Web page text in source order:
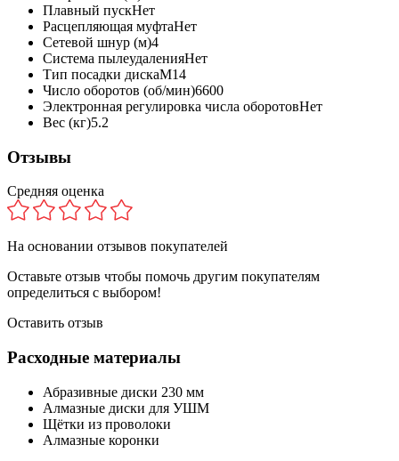
Плавный пускНет
Расцепляющая муфтаНет
Сетевой шнур (м)4
Система пылеудаленияНет
Тип посадки дискаМ14
Число оборотов (об/мин)6600
Электронная регулировка числа оборотовНет
Вес (кг)5.2
Отзывы
Средняя оценка
На основании отзывов покупателей
Оставьте отзыв чтобы помочь другим покупателям
определиться с выбором!
Оставить отзыв
Расходные материалы
Абразивные диски 230 мм
Алмазные диски для УШМ
Щётки из проволоки
Алмазные коронки